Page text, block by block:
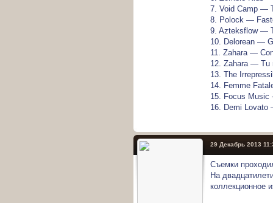
7. Void Camp —
8. Polock —
9. Azteksflow —
10. Dеlorean —
11. Zahara —
12. Zahara — Tu
13. The
14. Femme
15. Focus
16. Demi Lovato
29 Декабрь 2013
Съемки
На
коллекционное